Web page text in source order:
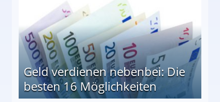
Geld verdienen nebenbei: Die
besten 16 Möglichkeiten